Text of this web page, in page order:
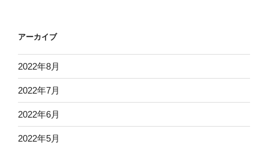
アーカイブ
2022年8月
2022年7月
2022年6月
2022年5月